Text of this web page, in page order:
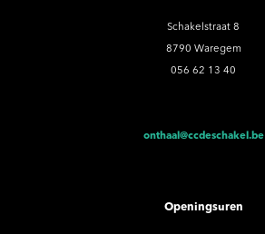
Schakelstraat 8
8790 Waregem
056 62 13 40
onthaal@ccdeschakel.be
Openingsuren